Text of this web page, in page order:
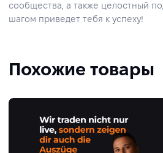
сообщества, а также целостный
шагом приведет тебя к успеху!
Похожие товары